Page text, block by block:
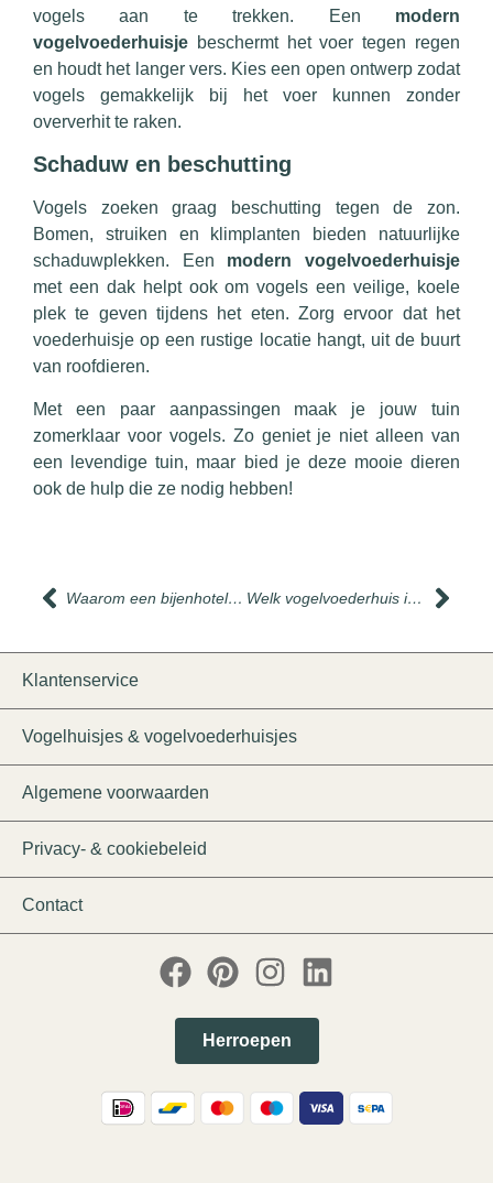
vogels aan te trekken. Een modern
vogelvoederhuisje beschermt het voer tegen regen
en houdt het langer vers. Kies een open ontwerp zodat
vogels gemakkelijk bij het voer kunnen zonder
oververhit te raken.
Schaduw en beschutting
Vogels zoeken graag beschutting tegen de zon.
Bomen, struiken en klimplanten bieden natuurlijke
schaduwplekken. Een modern vogelvoederhuisje
met een dak helpt ook om vogels een veilige, koele
plek te geven tijdens het eten. Zorg ervoor dat het
voederhuisje op een rustige locatie hangt, uit de buurt
van roofdieren.
Met een paar aanpassingen maak je jouw tuin
zomerklaar voor vogels. Zo geniet je niet alleen van
een levendige tuin, maar bied je deze mooie dieren
ook de hulp die ze nodig hebben!
Waarom een bijenhotel in je tuin plaatsen? Welk vogelvoederhuis is het meest geschikt voor mij?
Klantenservice
Vogelhuisjes & vogelvoederhuisjes
Algemene voorwaarden
Privacy- & cookiebeleid
Contact
Herroepen